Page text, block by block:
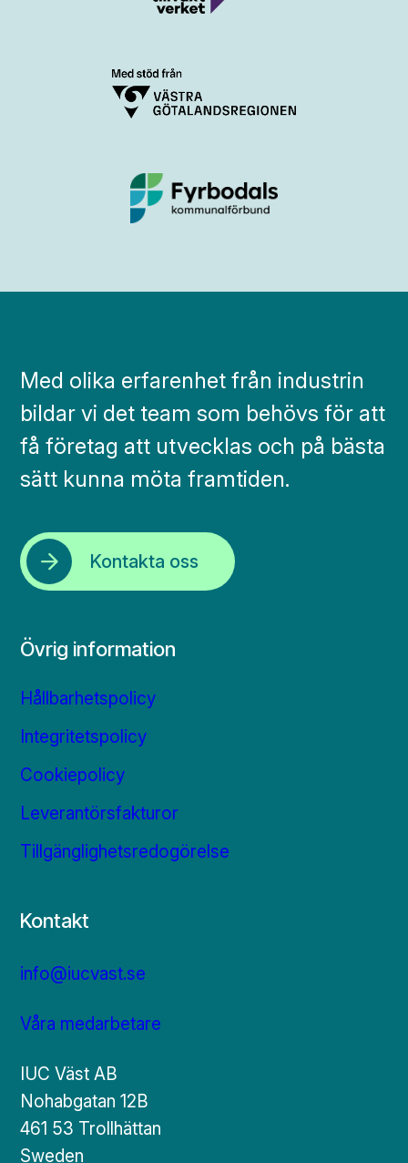
Med olika erfarenhet från industrin
bildar vi det team som behövs för att
få företag att utvecklas och på bästa
sätt kunna möta framtiden.
Kontakta oss
Övrig information
Hållbarhetspolicy
Integritetspolicy
Cookiepolicy
Leverantörsfakturor
Tillgänglighetsredogörelse
Kontakt
info@iucvast.se
Våra medarbetare
IUC Väst AB
Nohabgatan 12B
461 53 Trollhättan
Sweden